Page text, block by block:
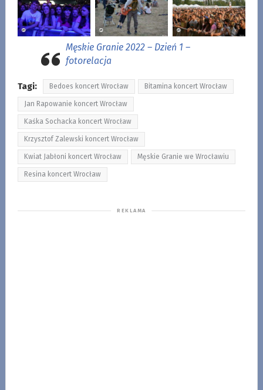
Męskie Granie 2022 – Dzień 1 –
fotorelacja
Tagi: Bedoes koncert Wrocław Bitamina koncert Wrocław
Jan Rapowanie koncert Wrocław
Kaśka Sochacka koncert Wrocław
Krzysztof Zalewski koncert Wrocław
Kwiat Jabłoni koncert Wrocław Męskie Granie we Wrocławiu
Resina koncert Wrocław